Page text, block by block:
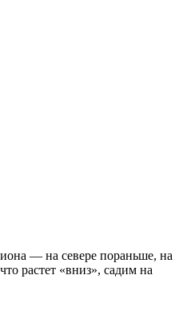
— на севере пораньше, на
растет «вниз», садим на